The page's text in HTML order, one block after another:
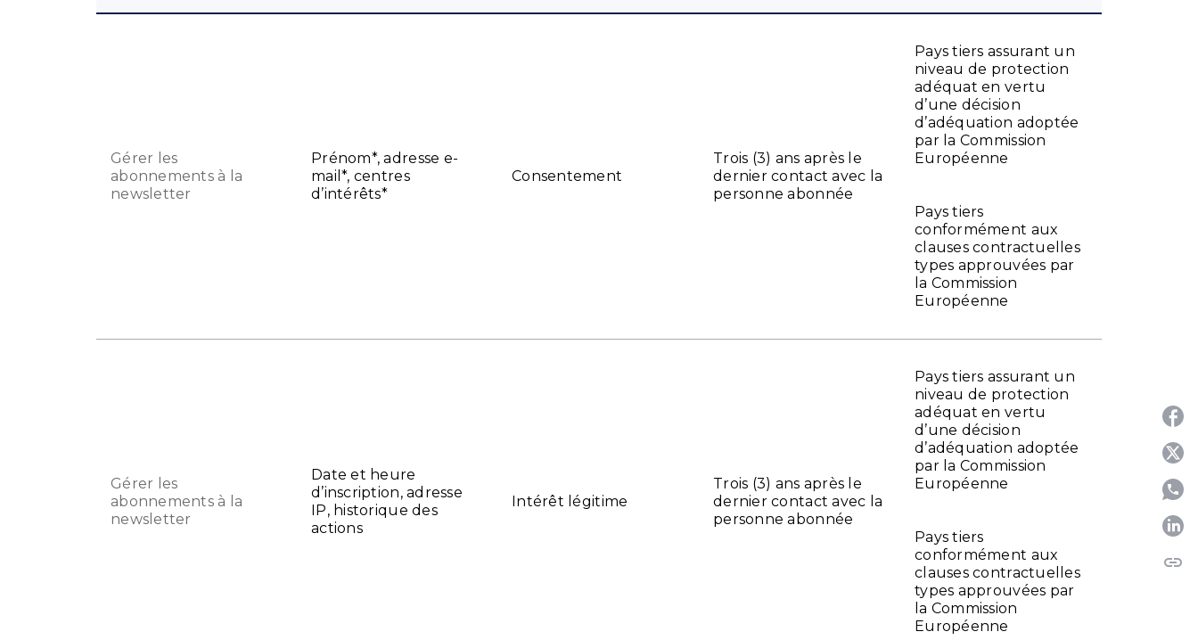
Gérer les
abonnements à la
newsletter
Prénom*, adresse e-
mail*, centres
d’intérêts*
Consentement
Trois (3) ans après le
dernier contact avec la
personne abonnée
Pays tiers assurant un
niveau de protection
adéquat en vertu
d’une décision
d’adéquation adoptée
par la Commission
Européenne
Pays tiers
conformément aux
clauses contractuelles
types approuvées par
la Commission
Européenne
Gérer les
abonnements à la
newsletter
Date et heure
d’inscription, adresse
IP, historique des
actions
Intérêt légitime
Trois (3) ans après le
dernier contact avec la
personne abonnée
Pays tiers assurant un
niveau de protection
adéquat en vertu
d’une décision
d’adéquation adoptée
par la Commission
Européenne
Pays tiers
conformément aux
clauses contractuelles
types approuvées par
la Commission
Européenne
link